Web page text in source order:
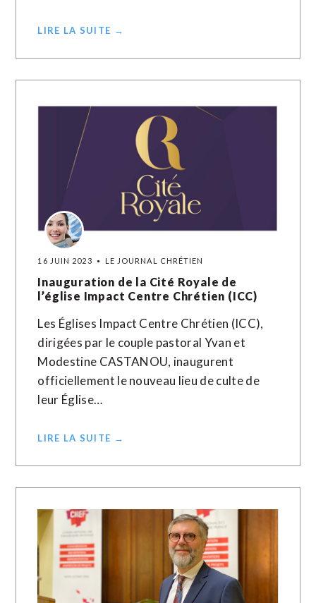
LIRE LA SUITE →
16 JUIN 2023 LE JOURNAL CHRÉTIEN
Inauguration de la Cité Royale de
l’église Impact Centre Chrétien (ICC)
Les Églises Impact Centre Chrétien (ICC),
dirigées par le couple pastoral Yvan et
Modestine CASTANOU, inaugurent
officiellement le nouveau lieu de culte de
leur Église…
LIRE LA SUITE →